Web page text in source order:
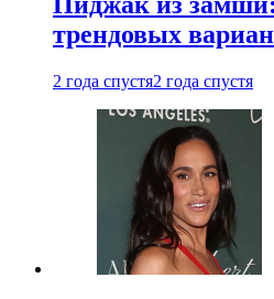
трендовых
2 года спустя2 года спустя